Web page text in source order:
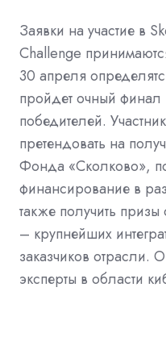
Заявки на участие в
Challenge
30 апреля
пройдет очный
победителей.
претендовать на
Фонда «Сколково»,
финансирование в
также получить
– крупнейших
заказчиков отрасли.
эксперты в области